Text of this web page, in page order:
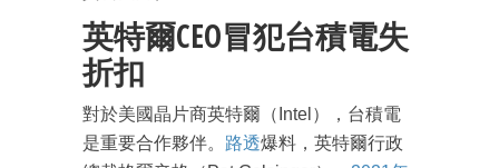
英特爾CEO冒犯台積電失
折扣
對於美國晶片商英特爾（Intel），台積電
是重要合作夥伴。 路透爆料，英特爾行政
成為 EJ Tech 會員
最新資訊（附創業懶人包）